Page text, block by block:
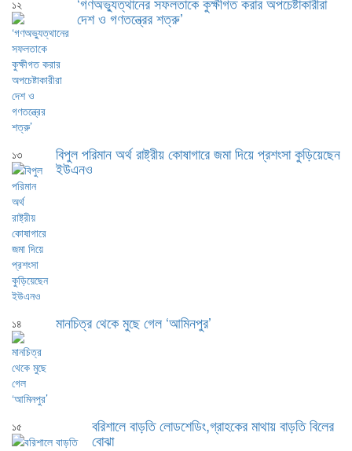
১২
দেশ ও গণতন্ত্রের শত্রু’
১৩ বিপুল পরিমান অর্থ রাষ্ট্রীয় কোষাগারে জমা দিয়ে প্রশংসা কুড়িয়েছেন
ইউএনও
১৪ মানচিত্র থেকে মুছে গেল ‘আমিনপুর’
১৫ বরিশালে বাড়তি লোডশেডিং,গ্রাহকের মাথায় বাড়তি বিলের
বোঝা